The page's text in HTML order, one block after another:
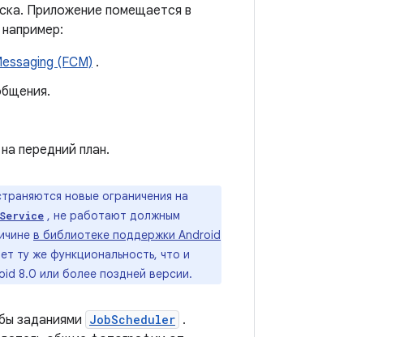
Приложение помещается в
(FCM) .
передний план.
новые ограничения на
, не работают должным
в библиотеке поддержки Android
ту же функциональность, что и
8.0 или более поздней версии.
заданиями JobScheduler .